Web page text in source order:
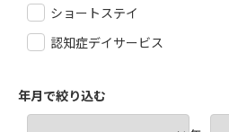
ショートステイ
認知症デイサービス
年月で絞り込む